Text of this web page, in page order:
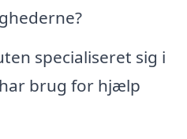
specialiseret sig i
brug for hjælp